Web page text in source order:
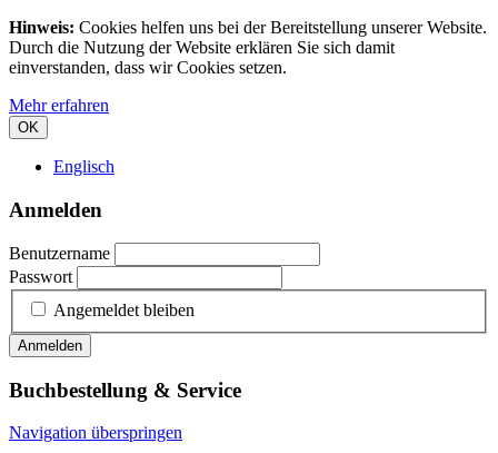
Hinweis: Cookies helfen uns bei der Bereitstellung unserer Website.
Durch die Nutzung der Website erklären Sie sich damit
einverstanden, dass wir Cookies setzen.
Mehr erfahren
OK
Englisch
Anmelden
Benutzername
Passwort
Angemeldet bleiben
Anmelden
Buchbestellung & Service
Navigation überspringen